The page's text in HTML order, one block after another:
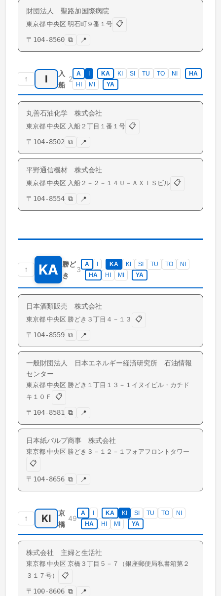
財団法人 聖路加国際病院
東京都 中央区 明石町 ９番１号 📋
〒 104-8560 ⧉ 📍
↑ I
入
船
2
A KA KI SI TU TO NI
HA
HI
MI YA
丸善石油化学 株式会社
東京都 中央区 入船 ２丁目１番１号 📋
〒 104-8502 ⧉ 📍
平野通信機材 株式会社
東京都 中央区 入船 ２－２－１４Ｕ－ＡＸＩＳビル 📋
〒 104-8554 ⧉ 📍
↑ KA 勝ど
き
3
A KA KI SI TU TO
NI
HA
HI MI YA
日本酒類販売 株式会社
東京都 中央区 勝どき ３丁目４－１３
📋
〒 104-8559 ⧉ 📍
一般財団法人 日本エネルギー経済研究所 石油情報
センター
東京都 中央区 勝どき １丁目１３－１イヌイビル・カチド
キ１０Ｆ
📋
〒 104-8581 ⧉ 📍
日本紙パルプ商事 株式会社
東京都 中央区 勝どき ３－１２－１フォアフロントタワー
📋
〒 104-8656 ⧉ 📍
↑ KI
京
橋
49
A KA KI SI TU TO
NI
HA
HI MI YA
株式会社 主婦と生活社
東京都 中央区 京橋 ３丁目５－７（銀座郵便局私書箱第２
３１７号）
📋
〒 100-8606 ⧉ 📍